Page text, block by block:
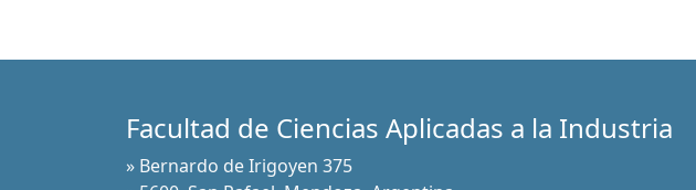
Facultad de Ciencias Aplicadas a la Industria
» Bernardo de Irigoyen 375